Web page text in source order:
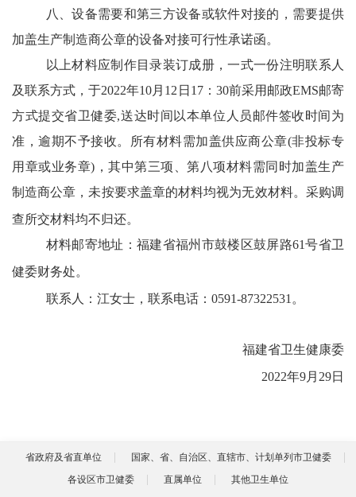
八、设备需要和第三方设备或软件对接的，需要提供
加盖生产制造商公章的设备对接可行性承诺函。
以上材料应制作目录装订成册，一式一份注明联系人
及联系方式，于2022年10月12日17：30前采用邮政EMS邮寄
方式提交省卫健委,送达时间以本单位人员邮件签收时间为
准，逾期不予接收。所有材料需加盖供应商公章(非投标专
用章或业务章)，其中第三项、第八项材料需同时加盖生产
制造商公章，未按要求盖章的材料均视为无效材料。采购调
查所交材料均不归还。
材料邮寄地址：福建省福州市鼓楼区鼓屏路61号省卫
健委财务处。
联系人：江女士，联系电话： 0591-87322531。
福建省卫生健康委
2022年9月29日
省政府及省直单位
国家、省、自治区、直辖市、计划单列市卫健委
各设区市卫健委
直属单位 其他卫生单位